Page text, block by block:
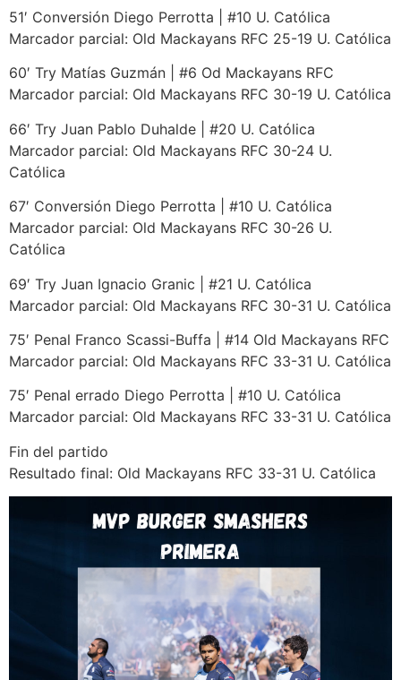
51′ Conversión Diego Perrotta | #10 U. Católica
Marcador parcial: Old Mackayans RFC 25-19 U. Católica
60′ Try Matías Guzmán | #6 Od Mackayans RFC
Marcador parcial: Old Mackayans RFC 30-19 U. Católica
66′ Try Juan Pablo Duhalde | #20 U. Católica
Marcador parcial: Old Mackayans RFC 30-24 U.
Católica
67′ Conversión Diego Perrotta | #10 U. Católica
Marcador parcial: Old Mackayans RFC 30-26 U.
Católica
69′ Try Juan Ignacio Granic | #21 U. Católica
Marcador parcial: Old Mackayans RFC 30-31 U. Católica
75′ Penal Franco Scassi-Buffa | #14 Old Mackayans RFC
Marcador parcial: Old Mackayans RFC 33-31 U. Católica
75′ Penal errado Diego Perrotta | #10 U. Católica
Marcador parcial: Old Mackayans RFC 33-31 U. Católica
Fin del partido
Resultado final: Old Mackayans RFC 33-31 U. Católica